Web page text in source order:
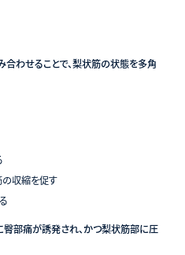
わせることで、梨状筋の状態を多角
収縮を促す
部痛が誘発され、かつ梨状筋部に圧